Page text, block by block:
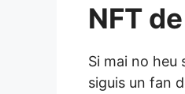
NFT
Si mai no heu
siguis un fan